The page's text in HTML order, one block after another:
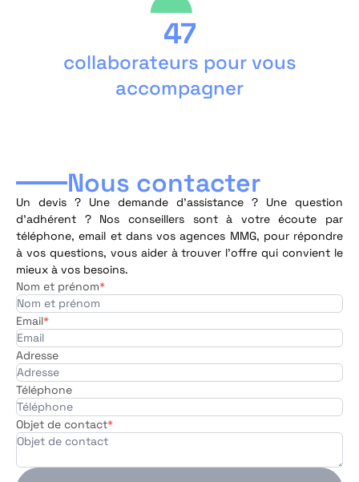
47
collaborateurs pour vous
accompagner
Nous contacter
Un devis ? Une demande d’assistance ? Une question
d’adhérent ? Nos conseillers sont à votre écoute par
téléphone, email et dans vos agences MMG, pour répondre
à vos questions, vous aider à trouver l’offre qui convient le
mieux à vos besoins.
Nom et prénom*
Email*
Adresse
Téléphone
Objet de contact*